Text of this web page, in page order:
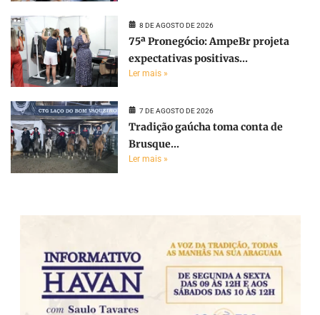
8 DE AGOSTO DE 2026
75ª Pronegócio: AmpeBr projeta
expectativas positivas...
Ler mais »
7 DE AGOSTO DE 2026
Tradição gaúcha toma conta de
Brusque...
Ler mais »